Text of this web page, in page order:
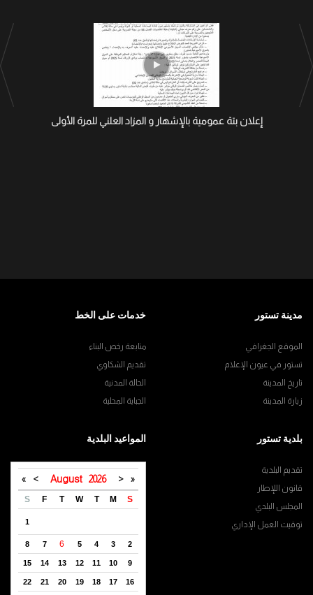
إعلان بتة عمومية بالإشهار و المزاد العلني للمرة الأولى
مدينة تستور
الموقع الجغرافي
تستور في عيون الإعلام
تاريخ المدينة
زيارة المدينة
خدمات على الخط
متابعة رخص البناء
تقديم الشكاوي
الحالة المدنية
الجباية المحلية
بلدية تستور
تقديم البلدية
قانون اللإطار
المجلس البلدي
توقيت العمل الإداري
المواعيد البلدية
«
<
August 2026
>
»
S
M
T
W
T
F
S
1
2
3
4
5
6
7
8
9
10
11
12
13
14
15
16
17
18
19
20
21
22